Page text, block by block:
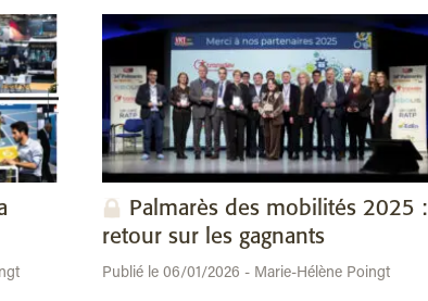
Palmarès des mobilités 2025 :
retour sur les gagnants
Publié le 06/01/2026 - Marie-Hélène Poingt